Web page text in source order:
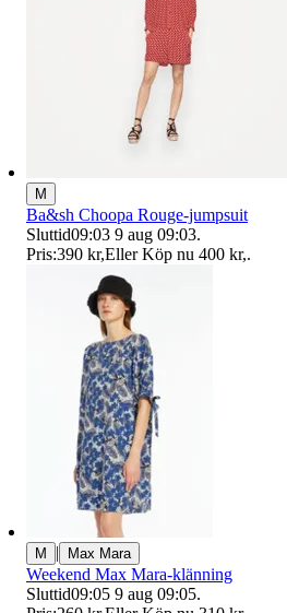
M
Ba&sh Choopa Rouge-jumpsuit
Sluttid09:03 9 aug 09:03.
Pris:390 kr,Eller Köp nu 400 kr,.
M | Max Mara
Weekend Max Mara-klänning
Sluttid09:05 9 aug 09:05.